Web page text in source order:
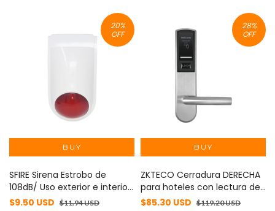
20%
OFF
SFIRE Sirena Estrobo de
108dB/ Uso exterior e interior
SF-06R
$9.50 USD $11.94 USD
28%
OFF
ZKTECO Cerradura DERECHA
para hoteles con lectura de
tarjetas MIFARE MOD:
$85.30 USD $119.20 USD